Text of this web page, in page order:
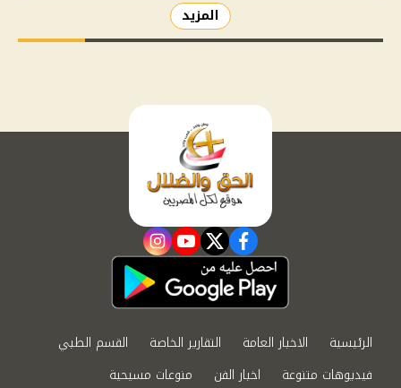
المزيد
facebook
twitter
youtube
instagram
الرئيسية الاخبار العامة التقارير الخاصة
القسم الطبي
فيديوهات متنوعة
اخبار الفن
منوعات مسيحية